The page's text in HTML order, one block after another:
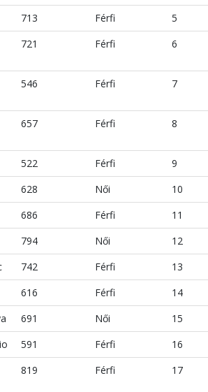
713 Férfi
5
721 Férfi 6
546 Férfi 7
657 Férfi 8
522 Férfi
9
628 Női
10
686 Férfi
11
794 Női
12
742 Férfi
13
616 Férfi
14
691 Női
15
591 Férfi
16
819 Férfi 17